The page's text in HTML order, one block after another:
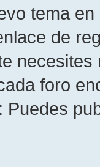
tema
de
foro
Puedes